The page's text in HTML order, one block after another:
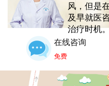
风，但是
及早就医
治疗时机
在线咨询
免费